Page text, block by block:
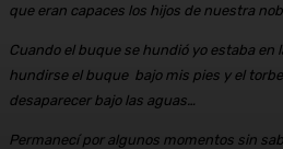
que eran capaces los hijos de nuestra
Cuando el buque se hundió yo estaba
hundirse el buque bajo mis pies y el
desaparecer bajo las aguas…
Permanecí por algunos momentos sin